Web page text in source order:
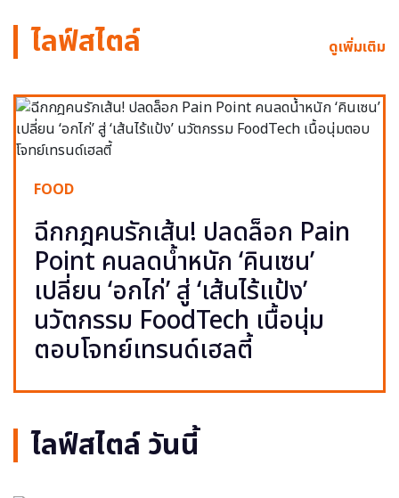
ไลฟ์สไตล์ ดูเพิ่มเติม
FOOD
ฉีกกฎคนรักเส้น! ปลดล็อก Pain
Point คนลดน้ำหนัก ‘คินเซน’
เปลี่ยน ‘อกไก่’ สู่ ‘เส้นไร้แป้ง’
นวัตกรรม FoodTech เนื้อนุ่ม
ตอบโจทย์เทรนด์เฮลตี้
ไลฟ์สไตล์ วันนี้